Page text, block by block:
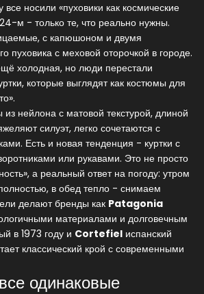
носили «пуховики как космические
м - только те, что реально нужны.
с капюшоном и двумя
пуховика с меховой оторочкой в городе.
холодная, но люди перестали
которые выглядят как костюмы для
нейлона с матовой текстурой, длиной
силуэт, легко сочетаются с
Есть и новая тенденция - куртки с
или рукавами. Это не просто
а реальный ответ на погоду: утром
в обед тепло - снимаем
делают бренды как Patagonia
материалами и долговечным
в 1973 году и Cortefiel испанский
классический крой с современными
одинаковые